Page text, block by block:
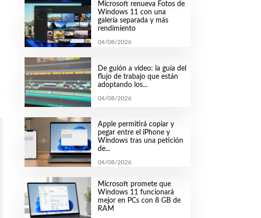
Microsoft renueva Fotos de
Windows 11 con una
galería separada y más
rendimiento
04/08/2026
De guión a vídeo: la guía del
flujo de trabajo que están
adoptando los...
04/08/2026
Apple permitirá copiar y
pegar entre el iPhone y
Windows tras una petición
de...
04/08/2026
Microsoft promete que
Windows 11 funcionará
mejor en PCs con 8 GB de
RAM